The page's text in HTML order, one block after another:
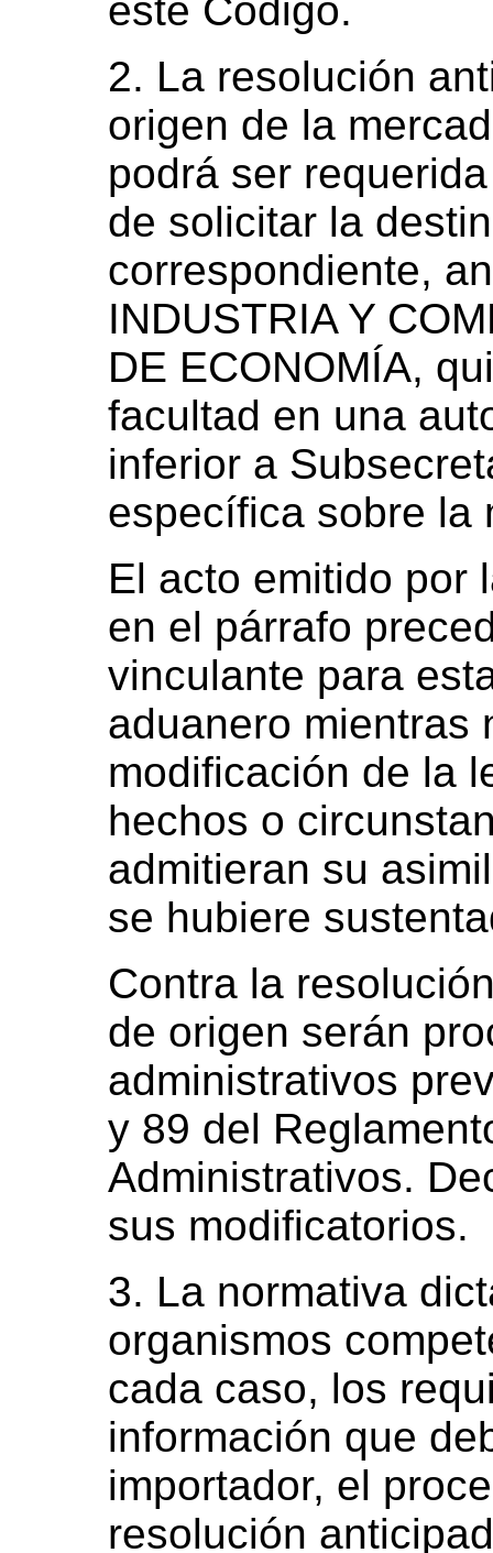
este Código.
2. La resolución
origen de la
podrá ser
de solicitar la
correspondiente,
INDUSTRIA Y
DE ECONOMÍA,
facultad en una
inferior a
específica sobre la
El acto emitido por
en el párrafo
vinculante para
aduanero mientras
modificación de la
hechos o
admitieran su
se hubiere
Contra la
de origen serán
administrativos
y 89 del
Administrativos.
sus modificatorios.
3. La normativa
organismos
cada caso, los
información que
importador, el
resolución